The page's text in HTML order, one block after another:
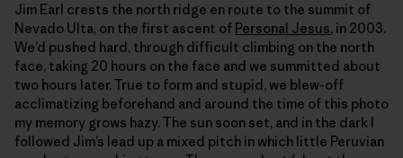
Jim Earl crests the north ridge en route to the summit of
Nevado Ulta, on the first ascent of Personal Jesus, in 2003.
We’d pushed hard, through difficult climbing on the north
face, taking 20 hours on the face and we summitted about
two hours later. True to form and stupid, we blew-off
acclimatizing beforehand and around the time of this photo
my memory grows hazy. The sun soon set, and in the dark I
followed Jim’s lead up a mixed pitch in which little Peruvian